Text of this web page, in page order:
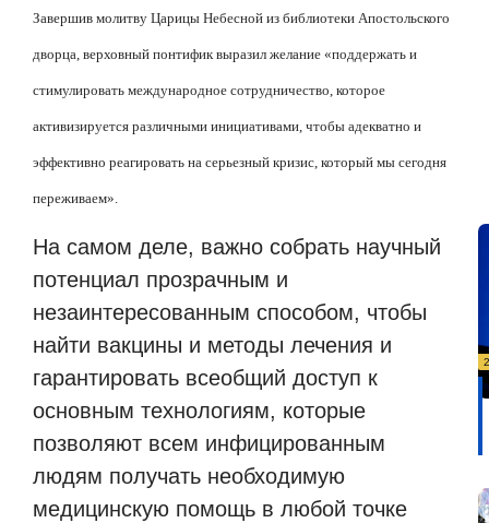
Завершив молитву Царицы Небесной из библиотеки Апостольского
дворца, верховный понтифик выразил желание «поддержать и
стимулировать международное сотрудничество, которое
активизируется различными инициативами, чтобы адекватно и
эффективно реагировать на серьезный кризис, который мы сегодня
переживаем».
На самом деле, важно собрать научный
потенциал прозрачным и
незаинтересованным способом, чтобы
найти вакцины и методы лечения и
гарантировать всеобщий доступ к
основным технологиям, которые
позволяют всем инфицированным
людям получать необходимую
медицинскую помощь в любой точке